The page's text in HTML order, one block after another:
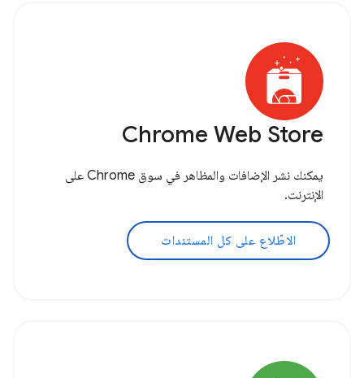
Chrome Web Store
يمكنك نشر الإضافات والمظاهر في سوق Chrome على
الإنترنت.
الاطّلاع على كل المستندات